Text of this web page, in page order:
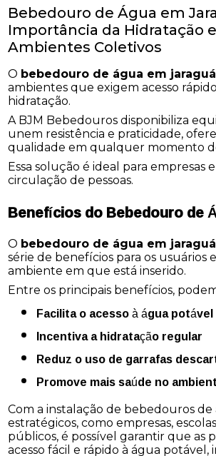
Bebedouro de Água em
Importância da Hidratação
Ambientes Coletivos
O bebedouro de água em jaraguá
ambientes que exigem acesso
hidratação.
A BJM Bebedouros disponibiliza
unem resistência e praticidade,
qualidade em qualquer momento
Essa solução é ideal para empresas
circulação de pessoas.
Benefícios do Bebedouro de
O bebedouro de água em jaraguá
série de benefícios para os usuários
ambiente em que está inserido.
Entre os principais benefícios,
Facilita o acesso à água potável
Incentiva a hidratação regular
Reduz o uso de garrafas
Promove mais saúde no
Com a instalação de bebedouros de
estratégicos, como empresas,
públicos, é possível garantir que as
acesso fácil e rápido à água potável,